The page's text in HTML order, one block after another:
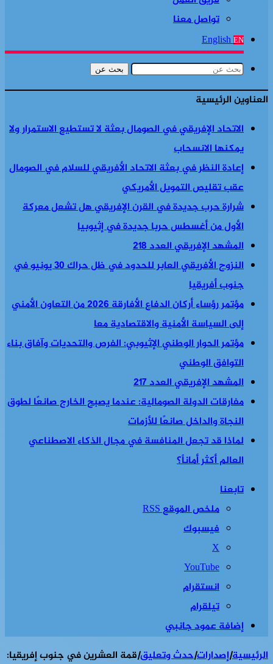
تواصل معنا
English EN
بحث عن
العناوين الرئيسية
الاتحاد الإفريقي في الصومال بعثة لا تستطيع الاستمرار ولا
يمكنها الانسحاب
إعادة النظر في بعثة الاتحاد الأفريقي للسلام في الصومال
عقب تقليص التمويل الأمريكي
شرارة حرب جديدة في القرن الإفريقي هل تشعل معركة
الأول من أغسطس حربا جديدة في إثيوبيا
المشهد الإفريقي العدد 218
النزوح الأفريقي العابر للحدود في ظل حراك 30 يونيو في
جنوب أفريقيا
مؤتمر رؤساء أركان الدفاع الأفارقة 2026 من التعاون الأمني
إلى السياسة الأمنية والاقتصادية معا
مؤتمر الحوار الوطني الإثيوبي: الفرص والتحديات وآفاق بناء
التوافق الوطني
المشهد الإفريقي العدد 217
مفارقات الدولة الصومالية: عندما يصبح الخارج صانعًا لطوق
النجاة والداخل صانعًا للأزمات
لماذا قد تجعل المنافسة في مجال الذكاء الاصطناعي
العالم أكثر أماناً؟
تابعنا
ملخص الموقع RSS
فيسبوك
‫X
‫YouTube
انستقرام
تيلقرام
إضافة عمود جانبي
الرئيسية|إصدارات|حدث وتعليق|قمة العشرين في جنوب إفريقيا: